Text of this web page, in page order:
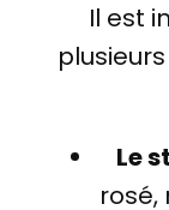
Il est
Le
rosé,